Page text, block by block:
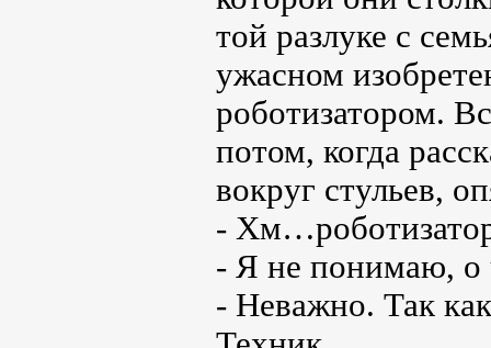
той разлуке с
ужасном
роботизатором.
потом, когда
вокруг стульев,
-
- Я не понимаю,
- Неважно. Так